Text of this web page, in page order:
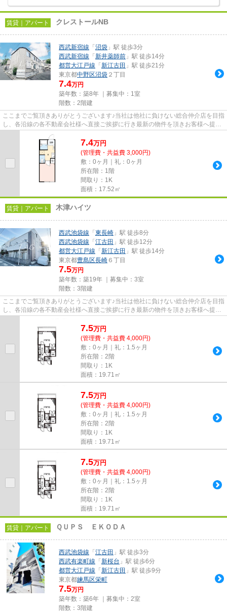
賃貸｜アパート クレストールNB
西武新宿線 「 沼袋 」駅 徒歩3分
西武新宿線 「 新井薬師前 」駅 徒歩14分
都営大江戸線 「 新江古田 」駅 徒歩21分
東京都中野区沼袋 ２丁目
7.4万円
築年数：築8年 ｜募集中： 1室
階数：2階建
ここまでご覧頂きありがとうございます♪当社は他社に負けない総合仲介店を目指
し、各沿線の各不動産会社様へ直接ご挨拶に行き最新の物件を頂きお客様へ提供
しております！最新の情報は...
7.4万円
(管理費・共益費 3,000円)
敷：0ヶ月｜礼：0ヶ月
所在階：1階
間取り：1K
面積：17.52㎡
賃貸｜アパート 木津ハイツ
西武池袋線 「 東長崎 」駅 徒歩8分
西武池袋線 「 江古田 」駅 徒歩12分
都営大江戸線 「 新江古田 」駅 徒歩14分
東京都豊島区長崎 ６丁目
7.5万円
築年数：築19年 ｜募集中： 3室
階数：3階建
ここまでご覧頂きありがとうございます♪当社は他社に負けない総合仲介店を目指
し、各沿線の各不動産会社様へ直接ご挨拶に行き最新の物件を頂きお客様へ提供
7.5万円
(管理費・共益費 4,000円)
敷：0ヶ月｜礼：1.5ヶ月
所在階：2階
間取り：1K
面積：19.71㎡
7.5万円
(管理費・共益費 4,000円)
敷：0ヶ月｜礼：1.5ヶ月
所在階：2階
間取り：1K
面積：19.71㎡
7.5万円
(管理費・共益費 4,000円)
敷：0ヶ月｜礼：1.5ヶ月
所在階：2階
間取り：1K
面積：19.71㎡
賃貸｜アパート ＱＵＰＳ ＥＫＯＤＡ
西武池袋線 「 江古田 」駅 徒歩3分
西武有楽町線 「 新桜台 」駅 徒歩6分
都営大江戸線 「 新江古田 」駅 徒歩9分
東京都練馬区栄町
7.5万円
築年数：築6年 ｜募集中： 2室
階数：3階建